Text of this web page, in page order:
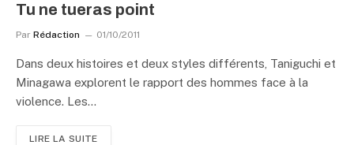
Tu ne tueras point
Par Rédaction 01/10/2011
Dans deux histoires et deux styles différents, Taniguchi et
Minagawa explorent le rapport des hommes face à la
violence. Les…
LIRE LA SUITE